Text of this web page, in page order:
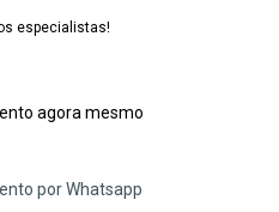
especialistas!
agora mesmo
por Whatsapp